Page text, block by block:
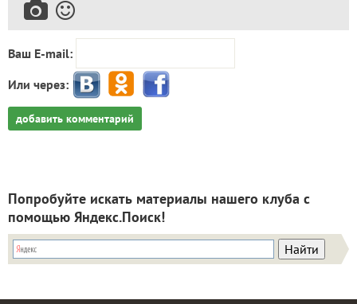
Ваш E-mail:
Или через:
добавить комментарий
Попробуйте искать материалы нашего клуба с
помощью Яндекс.Поиск!